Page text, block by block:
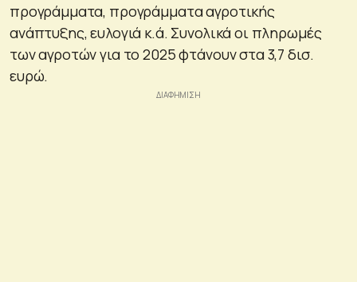
προγράμματα, προγράμματα αγροτικής
ανάπτυξης, ευλογιά κ.ά. Συνολικά οι πληρωμές
των αγροτών για το 2025 φτάνουν στα 3,7 δισ.
ευρώ.